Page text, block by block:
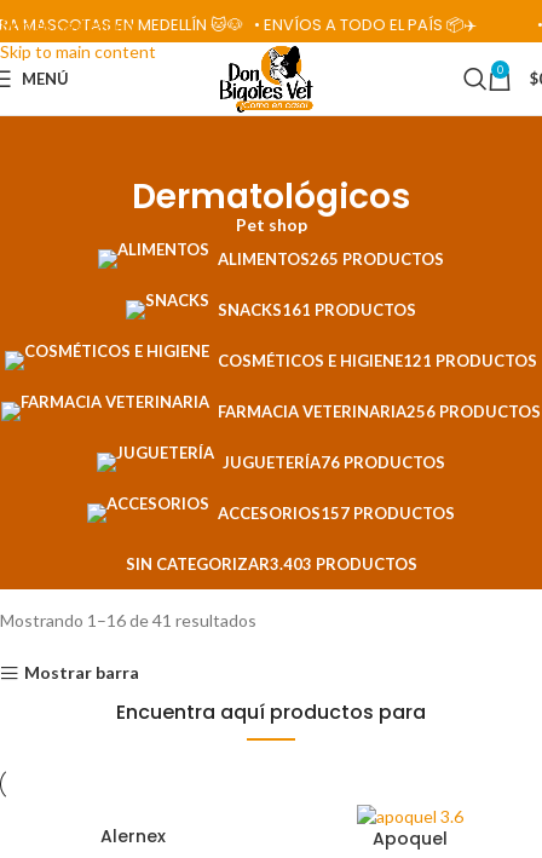
Skip to navigation
Skip to main content
EN MEDELLÍN 🐱🐶 • ENVÍOS A TODO EL PAÍS 📦✈️ •
MENÚ 0 $
Dermatológicos
Pet shop
ALIMENTOS265 PRODUCTOS
SNACKS161 PRODUCTOS
COSMÉTICOS E HIGIENE121 PRODUCTOS
FARMACIA VETERINARIA256 PRODUCTOS
JUGUETERÍA76 PRODUCTOS
ACCESORIOS157 PRODUCTOS
SIN CATEGORIZAR3.403 PRODUCTOS
Mostrando 1–16 de 41 resultados
Mostrar barra
Encuentra aquí productos para
Alernex Apoquel